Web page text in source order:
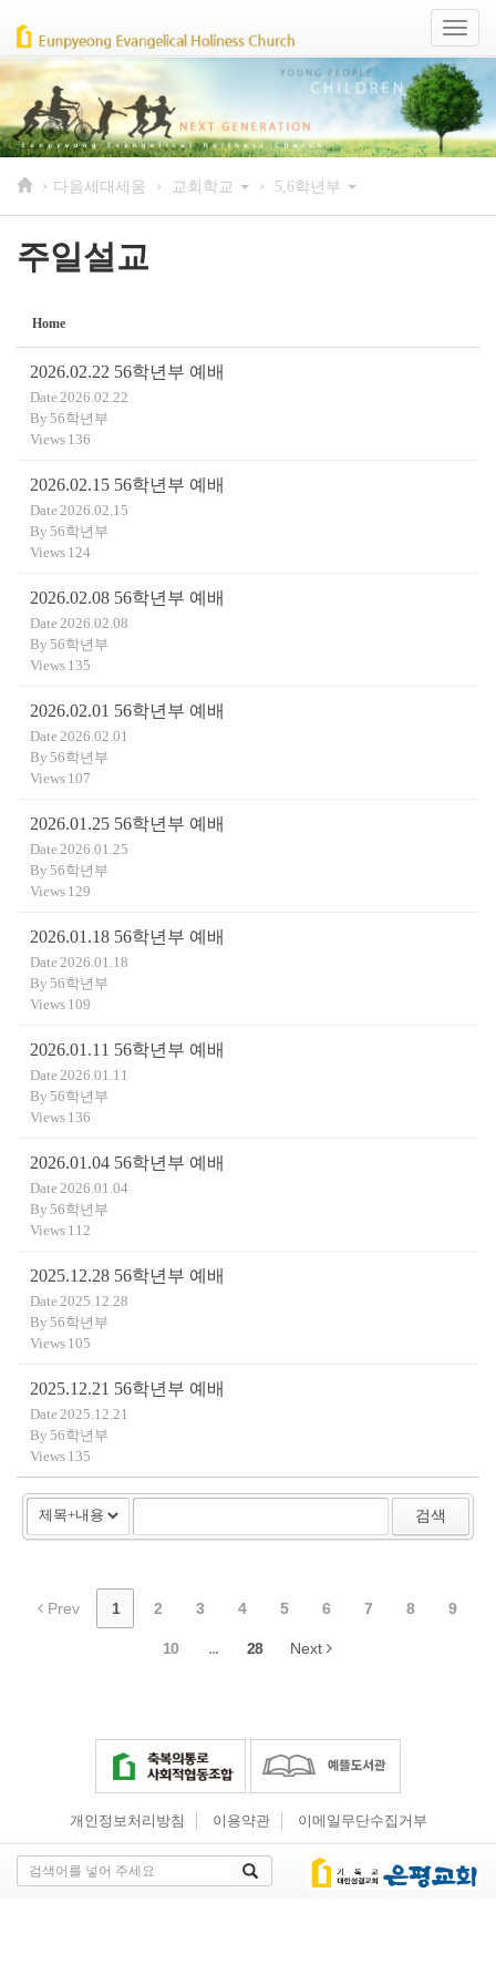
Toggle
› 다음세대세움 › 교회학교 › 5,6학년부
주일설교
Home
2026.02.22 56학년부 예배
Date 2026.02.22
By 56학년부
Views 136
2026.02.15 56학년부 예배
Date 2026.02.15
By 56학년부
Views 124
2026.02.08 56학년부 예배
Date 2026.02.08
By 56학년부
Views 135
2026.02.01 56학년부 예배
Date 2026.02.01
By 56학년부
Views 107
2026.01.25 56학년부 예배
Date 2026.01.25
By 56학년부
Views 129
2026.01.18 56학년부 예배
Date 2026.01.18
By 56학년부
Views 109
2026.01.11 56학년부 예배
Date 2026.01.11
By 56학년부
Views 136
2026.01.04 56학년부 예배
Date 2026.01.04
By 56학년부
Views 112
2025.12.28 56학년부 예배
Date 2025.12.28
By 56학년부
Views 105
2025.12.21 56학년부 예배
Date 2025.12.21
By 56학년부
Views 135
검색
Prev 1 2 3 4 5 6 7 8 9
10 ... 28 Next
개인정보처리방침 이용약관 이메일무단수집거부